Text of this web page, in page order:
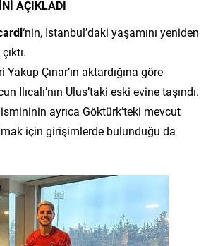
AÇIKLADI
‘nin, İstanbul’daki yaşamını yeniden
Çınar’ın aktardığına göre
Ilıcalı’nın Ulus’taki eski evine taşındı.
ismininin ayrıca Göktürk’teki mevcut
için girişimlerde bulunduğu da